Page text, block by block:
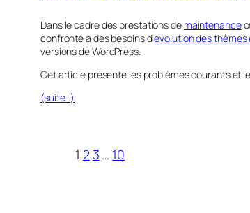
Dans le cadre des prestations de maintenance
confronté à des besoins d’évolution des
versions de WordPress.
Cet article présente les problèmes courants et
(suite…)
1 23 … 10